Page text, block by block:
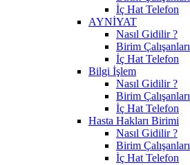
İç Hat Telefon
AYNİYAT
Nasıl Gidilir ?
Birim Çalışanları
İç Hat Telefon
Bilgi İşlem
Nasıl Gidilir ?
Birim Çalışanları
İç Hat Telefon
Hasta Hakları Birimi
Nasıl Gidilir ?
Birim Çalışanları
İç Hat Telefon